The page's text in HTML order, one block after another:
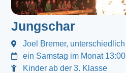
Jungschar
Joel Bremer, unterschiedlich
ein Samstag im Monat 13:00
Kinder ab der 3. Klasse